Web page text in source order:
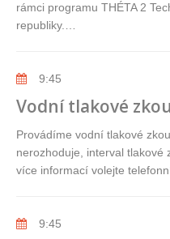
rámci programu THÉTA 2
republiky.…
9:45
Vodní tlakové
Provádíme vodní tlakové
nerozhoduje, interval tlakové
více informací volejte
9:45